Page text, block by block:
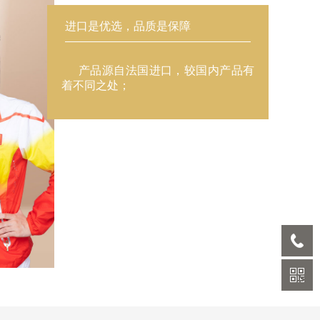
进口是优选，品质是保障
产品源自法国进口，较国内产品有
着不同之处；